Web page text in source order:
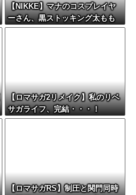
【NIKKE】マナのコスプレイヤ
ーさん、黒ストッキング太もも
がえちえちィ！
【ロマサガ2リメイク】私のリベ
サガライフ、完結・・・！
【ロマサガRS】制圧と関門同時